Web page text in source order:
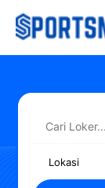
Langsung